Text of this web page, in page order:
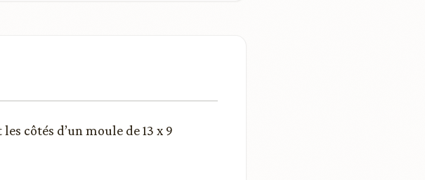
côtés d’un moule de 13 x 9